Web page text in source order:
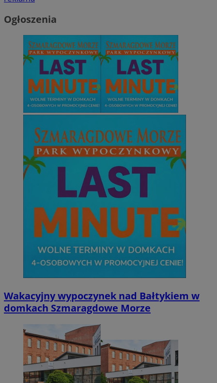
Ogłoszenia
Wakacyjny wypoczynek nad Bałtykiem w
domkach Szmaragdowe Morze